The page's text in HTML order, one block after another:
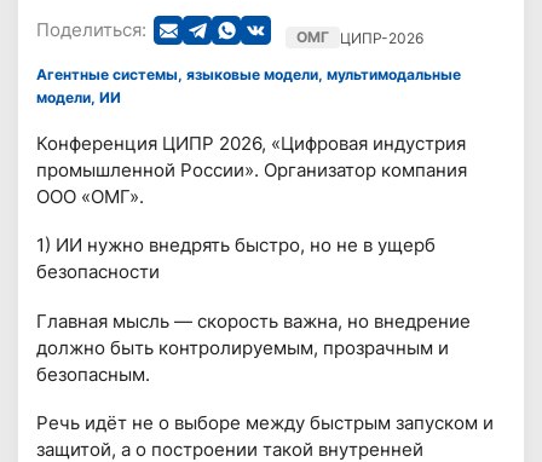
Поделиться:
ОМГ ЦИПР-2026
Агентные системы, языковые модели, мультимодальные
модели, ИИ
Конференция ЦИПР 2026, «Цифровая индустрия
промышленной России». Организатор компания
ООО «ОМГ».
1) ИИ нужно внедрять быстро, но не в ущерб
безопасности
Главная мысль — скорость важна, но внедрение
должно быть контролируемым, прозрачным и
безопасным.
Речь идёт не о выборе между быстрым запуском и
защитой, а о построении такой внутренней